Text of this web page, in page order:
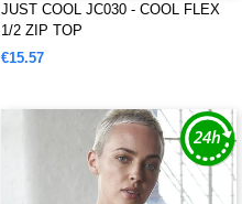
JUST COOL JC030 - COOL FLEX
1/2 ZIP TOP
€15.57